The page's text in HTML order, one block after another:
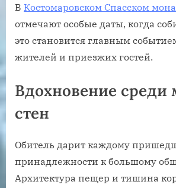
В Костомаровском Спасском
отмечают особые даты, когда
это становится главным
жителей и приезжих гостей.
Вдохновение среди
стен
Обитель дарит каждому
принадлежности к большому
Архитектура пещер и тишина